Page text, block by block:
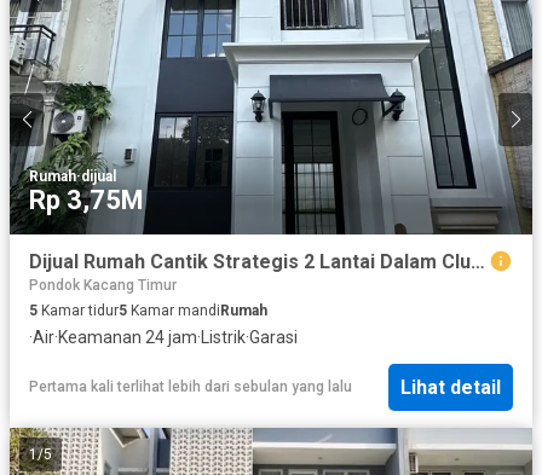
Rumah·dijual
Rp 3,75M
Dijual Rumah Cantik Strategis 2 Lantai Dalam Cluster 5 Menit ke Stasiun Sudimara di Sektor 9 Bintaro Tangsel Am-16372
Pondok Kacang Timur
5 Kamar tidur5 Kamar mandi Rumah
·Air·Keamanan 24 jam· Listrik·Garasi
Pertama kali terlihat lebih dari sebulan yang lalu Lihat detail
1/5